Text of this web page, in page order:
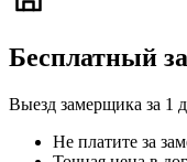
Бесплатный
Выезд замерщика за 1
Не платите за